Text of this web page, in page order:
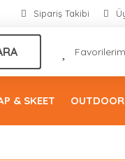
Sipariş Takibi
Favorilerim
& SKEET OUTDOOR